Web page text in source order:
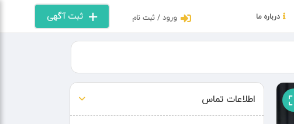
ثبت آگهی ورود / ثبت نام درباره ما
اطلاعات تماس